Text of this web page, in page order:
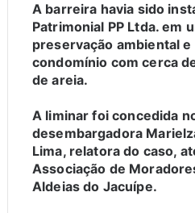
A barreira havia sido
Patrimonial PP Ltda. em
preservação ambiental e
condomínio com cerca
de areia.
A liminar foi concedida
desembargadora
Lima, relatora do caso,
Associação de
Aldeias do Jacuípe.